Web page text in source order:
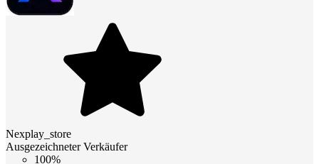
Nexplay_store
Ausgezeichneter Verkäufer
100%